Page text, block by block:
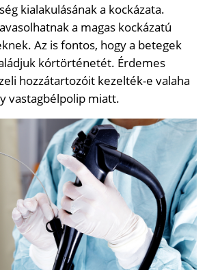
kialakulásának a kockázata.
a magas kockázatú
Az is fontos, hogy a betegek
kórtörténetét. Érdemes
hozzátartozóit kezelték-e valaha
vastagbélpolip miatt.